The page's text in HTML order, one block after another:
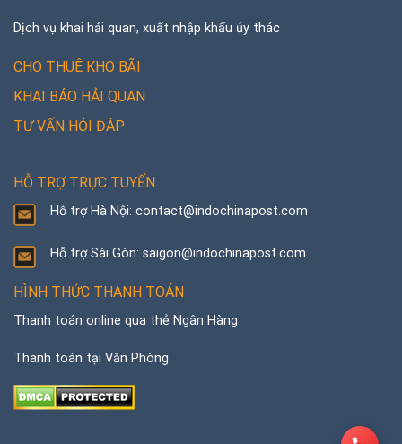
Dịch vụ khai hải quan, xuất nhập khẩu ủy thác
CHO THUÊ KHO BÃI
KHAI BÁO HẢI QUAN
TƯ VẤN HỎI ĐÁP
HỖ TRỢ TRỰC TUYẾN
Hỗ trợ Hà Nội: contact@indochinapost.com
Hỗ trợ Sài Gòn: saigon@indochinapost.com
HÌNH THỨC THANH TOÁN
Thanh toán online qua thẻ Ngân Hàng
Thanh toán tại Văn Phòng